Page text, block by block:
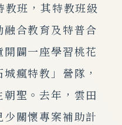
教班，其特教班級
合教育及特普合
闢一座學習桃花
瘋特教」營隊，
聖。去年，雲田
關懷專案補助計